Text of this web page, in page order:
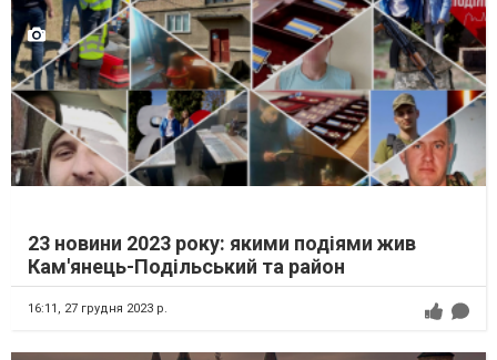
23 новини 2023 року: якими подіями жив
Кам'янець-Подільський та район
16:11, 27 грудня 2023 р.